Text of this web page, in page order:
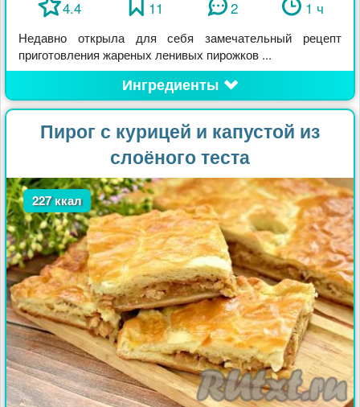
4.4 11 2 1 ч
Недавно открыла для себя замечательный рецепт
приготовления жареных ленивых пирожков ...
Ингредиенты
Пирог с курицей и капустой из
слоёного теста
227 ккал